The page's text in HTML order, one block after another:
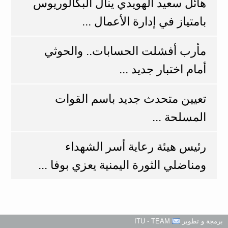
هائل سعيد الهويدي ينال البكالوريوس
بامتياز في إدارة الأعمال ...
مأرب أفشلت الحسابات.. والحوثي
أمام اختبار جديد ...
تعيين متحدث جديد باسم القوات
المسلحة ...
رئيس هيئة رعاية أسر الشهداء
ومناضلي الثورة اليمنية يعزي بوفا ...
برمجة و تطوير ITU - TEAM